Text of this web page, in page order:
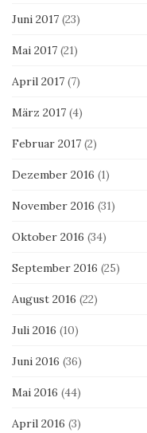
Juni 2017 (23)
Mai 2017 (21)
April 2017 (7)
März 2017 (4)
Februar 2017 (2)
Dezember 2016 (1)
November 2016 (31)
Oktober 2016 (34)
September 2016 (25)
August 2016 (22)
Juli 2016 (10)
Juni 2016 (36)
Mai 2016 (44)
April 2016 (3)